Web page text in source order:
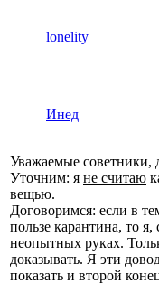
lonelity
Инед
Уважаемые советники,
Уточним: я не считаю
вещью.
Договоримся: если в
пользе карантина, то я,
неопытных руках.
доказывать. Я эти
показать и второй